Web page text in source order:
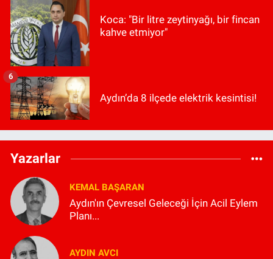
Koca: "Bir litre zeytinyağı, bir fincan
kahve etmiyor"
Aydın’da 8 ilçede elektrik kesintisi!
6
Yazarlar
KEMAL BAŞARAN
Aydın'ın Çevresel Geleceği İçin Acil Eylem
Planı...
AYDIN AVCI